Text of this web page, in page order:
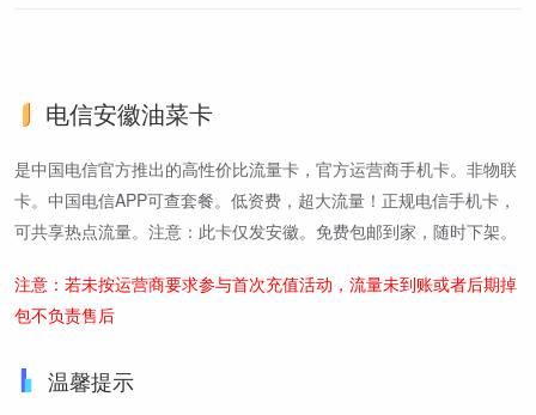
电信安徽油菜卡
是中国电信官方推出的高性价比流量卡，官方运营商手机卡。非物联
卡。中国电信APP可查套餐。低资费，超大流量！正规电信手机卡，
可共享热点流量。注意：此卡仅发安徽。免费包邮到家，随时下架。
注意：若未按运营商要求参与首次充值活动，流量未到账或者后期掉
包不负责售后
温馨提示